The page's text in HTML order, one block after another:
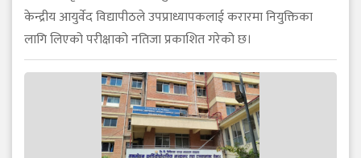
केन्द्रीय आयुर्वेद विद्यापीठले उपप्राध्यापकलाई करारमा नियुक्तिका
लागि लिएको परीक्षाको नतिजा प्रकाशित गरेको छ।